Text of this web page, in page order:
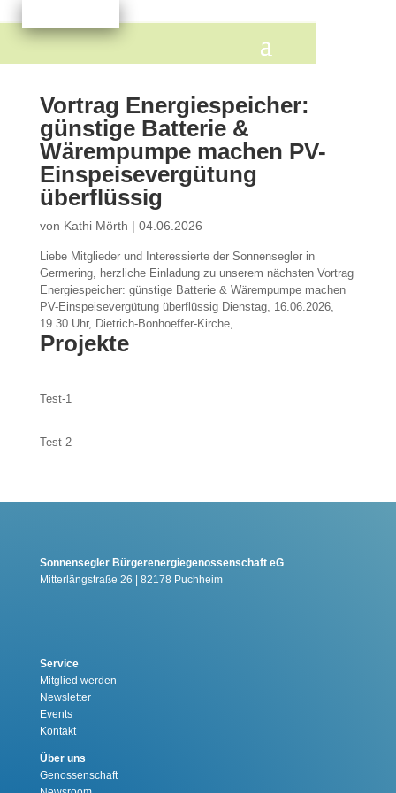
Vortrag Energiespeicher:
günstige Batterie &
Wärempumpe machen PV-
Einspeisevergütung
überflüssig
von Kathi Mörth | 04.06.2026
Liebe Mitglieder und Interessierte der Sonnensegler in
Germering, herzliche Einladung zu unserem nächsten Vortrag
Energiespeicher: günstige Batterie & Wärempumpe machen
PV-Einspeisevergütung überflüssig Dienstag, 16.06.2026,
19.30 Uhr, Dietrich-Bonhoeffer-Kirche,...
Projekte
Test-1
Test-2
Sonnensegler Bürgerenergiegenossenschaft eG
Mitterlängstraße 26 | 82178 Puchheim
Service
Mitglied werden
Newsletter
Events
Kontakt
Über uns
Genossenschaft